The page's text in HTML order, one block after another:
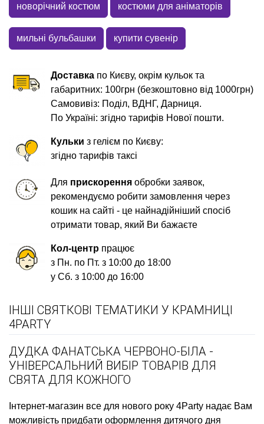
новорічний костюм костюми для аніматорів
мильні бульбашки купити сувенір
Доставка по Києву, окрім кульок та
габаритних: 100грн (безкоштовно від 1000грн)
Самовивіз: Поділ, ВДНГ, Дарниця.
По Україні: згідно тарифів Нової пошти.
Кульки з гелієм по Києву:
згідно тарифів таксі
Для прискорення обробки заявок,
рекомендуємо робити замовлення через
кошик на сайті - це найнадійніший спосіб
отримати товар, який Ви бажаєте
Кол-центр працює
з Пн. по Пт. з 10:00 до 18:00
у Сб. з 10:00 до 16:00
ІНШІ СВЯТКОВІ ТЕМАТИКИ У КРАМНИЦІ
4PARTY
ДУДКА ФАНАТСЬКА ЧЕРВОНО-БІЛА -
УНІВЕРСАЛЬНИЙ ВИБІР ТОВАРІВ ДЛЯ
СВЯТА ДЛЯ КОЖНОГО
Інтернет-магазин все для нового року 4Party надає Вам
можливість придбати оформлення дитячого дня